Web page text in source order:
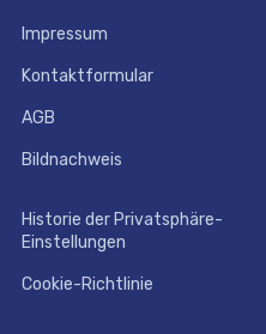
Impressum
Kontaktformular
AGB
Bildnachweis
Historie der Privatsphäre-
Einstellungen
Cookie-Richtlinie